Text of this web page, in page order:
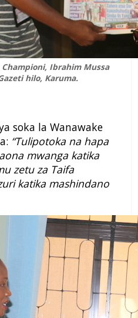
Ibrahim Mussa
hilo, Karuma.
soka la Wanawake
“Tulipotoka na hapa
mwanga katika
zetu za Taifa
katika mashindano